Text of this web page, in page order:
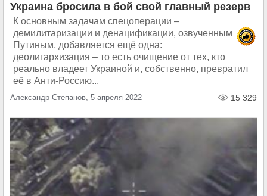
Украина бросила в бой свой главный резерв
К основным задачам спецоперации –
демилитаризации и денацификации, озвученным
Путиным, добавляется ещё одна:
деолигархизация – то есть очищение от тех, кто
реально владеет Украиной и, собственно, превратил
её в Анти-Россию...
Александр Степанов, 5 апреля 2022 15 329